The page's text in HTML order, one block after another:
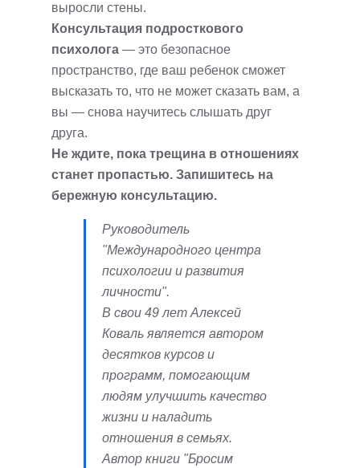
выросли стены.
Консультация подросткового
психолога — это безопасное
пространство, где ваш ребенок сможет
высказать то, что не может сказать вам, а
вы — снова научитесь слышать друг
друга.
Не ждите, пока трещина в отношениях
станет пропастью. Запишитесь на
бережную консультацию.
Руководитель
"Международного центра
психологии и развития
личности".
В свои 49 лет Алексей
Коваль является автором
десятков курсов и
программ, помогающим
людям улучшить качество
жизни и наладить
отношения в семьях.
Автор книги "Бросим